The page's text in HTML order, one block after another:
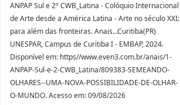
ANPAP Sul e 2º CWB_Latina - Colóquio Internacional
de Arte desde a América Latina - Arte no século XXI:
para além das fronteiras. Anais...Curitiba(PR)
UNESPAR, Campus de Curitiba I - EMBAP, 2024.
Disponível em: https//www.even3.com.br/anais/1-
ANPAP-Sul-e-2-CWB_Latina/809383-SEMEANDO-
OLHARES--UMA-NOVA-POSSIBILIDADE-DE-OLHAR-
O-MUNDO. Acesso em: 09/08/2026